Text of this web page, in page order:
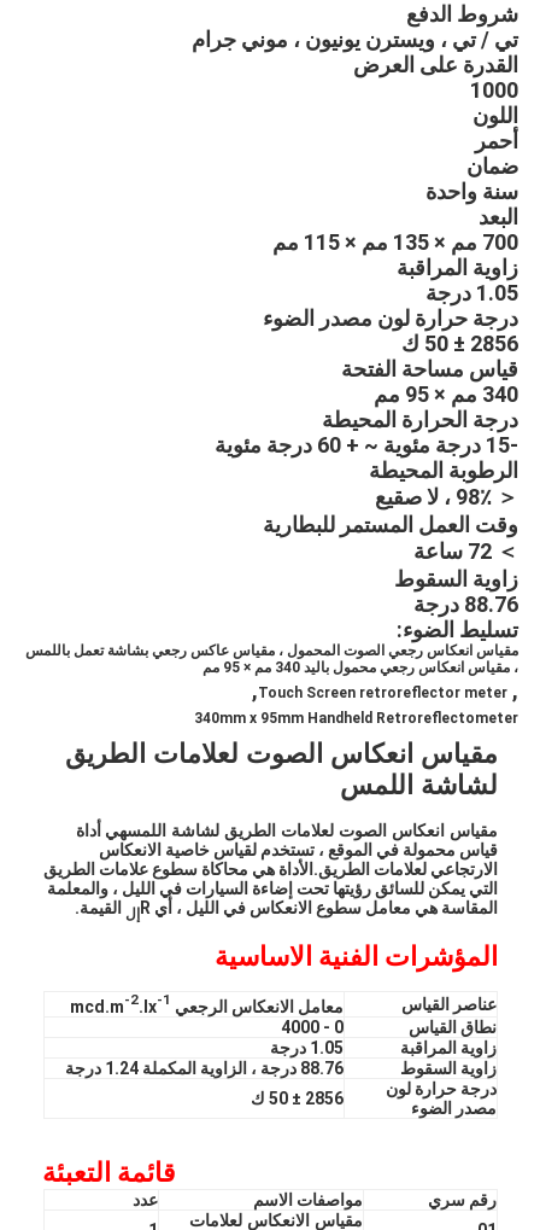
شروط الدفع
تي / تي ، ويسترن يونيون ، موني جرام
القدرة على العرض
1000
اللون
أحمر
ضمان
سنة واحدة
البعد
700 مم × 135 مم × 115 مم
زاوية المراقبة
1.05 درجة
درجة حرارة لون مصدر الضوء
2856 ± 50 ك
قياس مساحة الفتحة
340 مم × 95 مم
درجة الحرارة المحيطة
-15 درجة مئوية ~ + 60 درجة مئوية
الرطوبة المحيطة
＜ 98٪ ، لا صقيع
وقت العمل المستمر للبطارية
＞ 72 ساعة
زاوية السقوط
88.76 درجة
تسليط الضوء:
مقياس انعكاس رجعي الصوت المحمول ، مقياس عاكس رجعي بشاشة تعمل باللمس
، مقياس انعكاس رجعي محمول باليد 340 مم × 95 مم
,
Touch Screen retroreflector meter
,
340mm x 95mm Handheld Retroreflectometer
مقياس انعكاس الصوت لعلامات الطريق
لشاشة اللمس
مقياس انعكاس الصوت لعلامات الطريق لشاشة اللمسهي أداة
قياس محمولة في الموقع ، تستخدم لقياس خاصية الانعكاس
الارتجاعي لعلامات الطريق.الأداة هي محاكاة سطوع علامات الطريق
التي يمكن للسائق رؤيتها تحت إضاءة السيارات في الليل ، والمعلمة
المقاسة هي معامل سطوع الانعكاس في الليل ، أي R
إل القيمة.
المؤشرات الفنية الاساسية
عناصر القياس معامل الانعكاس الرجعي mcd.m -2.lx-1
نطاق القياس
0 - 4000
زاوية المراقبة
1.05 درجة
زاوية السقوط
88.76 درجة ، الزاوية المكملة 1.24 درجة
درجة حرارة لون
مصدر الضوء
2856 ± 50 ك
قائمة التعبئة
رقم سري مواصفات الاسم
عدد
مقياس الانعكاس لعلامات